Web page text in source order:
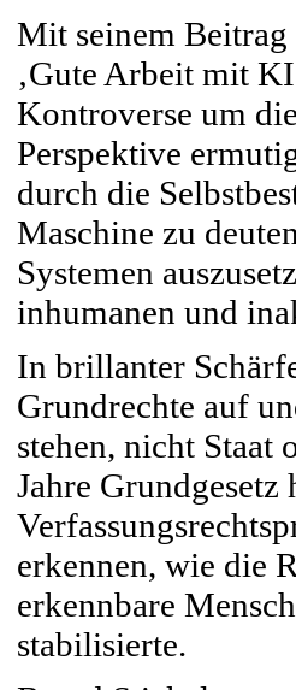
Mit seinem
‚Gute Arbeit mit
Kontroverse um
Perspektive
durch die
Maschine zu
Systemen
inhumanen und
In brillanter
Grundrechte auf
stehen, nicht Staat
Jahre
erkennen, wie die
erkennbare
stabilisierte.